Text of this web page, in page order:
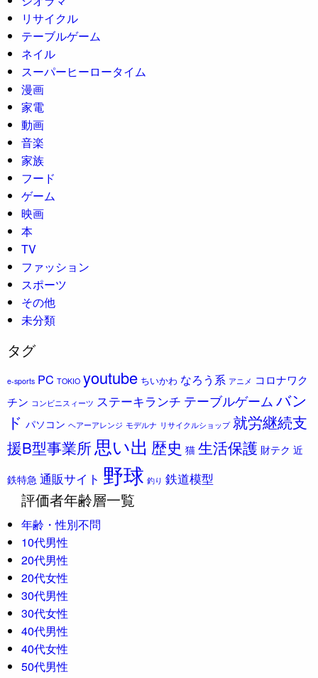
リサイクル
テーブルゲーム
ネイル
スーパーヒーロータイム
漫画
家電
動画
音楽
家族
フード
ゲーム
映画
本
TV
ファッション
スポーツ
その他
未分類
タグ
e-sports PC TOKIO youtube ちいかわ なろう系 アニメ コロナワク
チン コンビニスィーツ ステーキランチ テーブルゲーム バン
ド パソコン ヘアーアレンジ モデルナ リサイクルショップ 就労継続支
援B型事業所 思い出 歴史 猫 生活保護 財テク 近
鉄特急 通販サイト 野球 釣り 鉄道模型
評価者年齢層一覧
年齢・性別不問
10代男性
20代男性
20代女性
30代男性
30代女性
40代男性
40代女性
50代男性